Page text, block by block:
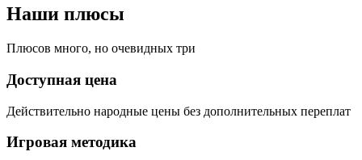
Наши плюсы
Плюсов много, но очевидных три
Доступная цена
Действительно народные цены без дополнительных переплат
Игровая методика